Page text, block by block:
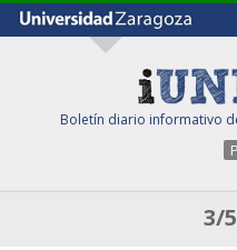
Boletín diario informativo
3/